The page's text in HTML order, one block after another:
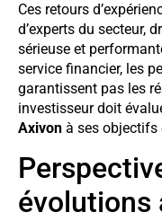
Ces retours
d’experts du secteur,
sérieuse et
service financier, les
garantissent pas les
investisseur doit
Axivon à ses objectifs
évolutions